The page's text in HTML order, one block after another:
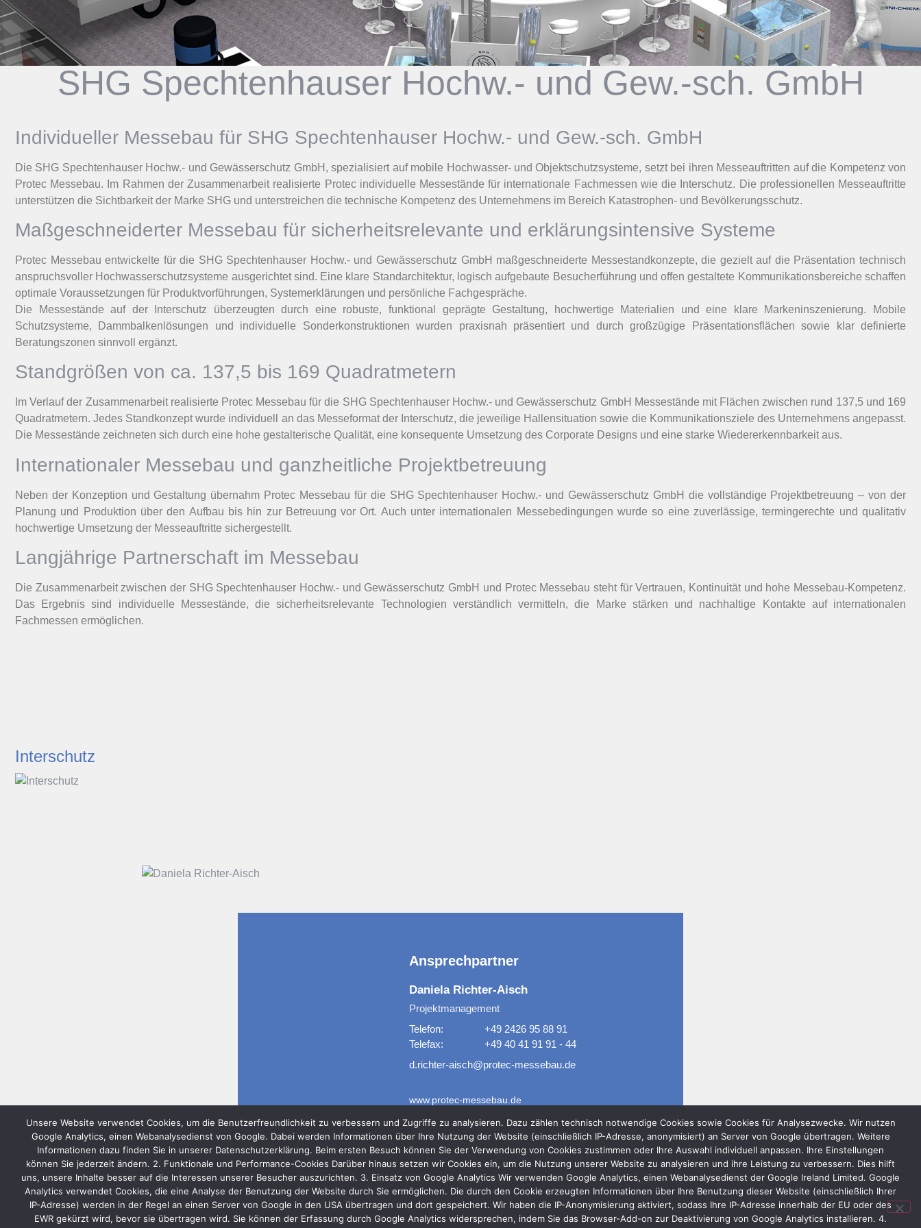
SHG Spechtenhauser Hochw.- und Gew.-sch. GmbH
Individueller Messebau für SHG Spechtenhauser Hochw.- und Gew.-sch. GmbH
Die SHG Spechtenhauser Hochw.- und Gewässerschutz GmbH, spezialisiert auf mobile Hochwasser- und Objektschutzsysteme, setzt bei ihren Messeauftritten auf die Kompetenz von
Protec Messebau. Im Rahmen der Zusammenarbeit realisierte Protec individuelle Messestände für internationale Fachmessen wie die Interschutz. Die professionellen Messeauftritte
unterstützen die Sichtbarkeit der Marke SHG und unterstreichen die technische Kompetenz des Unternehmens im Bereich Katastrophen- und Bevölkerungsschutz.
Maßgeschneiderter Messebau für sicherheitsrelevante und erklärungsintensive Systeme
Protec Messebau entwickelte für die SHG Spechtenhauser Hochw.- und Gewässerschutz GmbH maßgeschneiderte Messestandkonzepte, die gezielt auf die Präsentation technisch
anspruchsvoller Hochwasserschutzsysteme ausgerichtet sind. Eine klare Standarchitektur, logisch aufgebaute Besucherführung und offen gestaltete Kommunikationsbereiche schaffen
optimale Voraussetzungen für Produktvorführungen, Systemerklärungen und persönliche Fachgespräche.
Die Messestände auf der Interschutz überzeugten durch eine robuste, funktional geprägte Gestaltung, hochwertige Materialien und eine klare Markeninszenierung. Mobile
Schutzsysteme, Dammbalkenlösungen und individuelle Sonderkonstruktionen wurden praxisnah präsentiert und durch großzügige Präsentationsflächen sowie klar definierte
Beratungszonen sinnvoll ergänzt.
Standgrößen von ca. 137,5 bis 169 Quadratmetern
Im Verlauf der Zusammenarbeit realisierte Protec Messebau für die SHG Spechtenhauser Hochw.- und Gewässerschutz GmbH Messestände mit Flächen zwischen rund 137,5 und 169
Quadratmetern. Jedes Standkonzept wurde individuell an das Messeformat der Interschutz, die jeweilige Hallensituation sowie die Kommunikationsziele des Unternehmens angepasst.
Die Messestände zeichneten sich durch eine hohe gestalterische Qualität, eine konsequente Umsetzung des Corporate Designs und eine starke Wiedererkennbarkeit aus.
Internationaler Messebau und ganzheitliche Projektbetreuung
Neben der Konzeption und Gestaltung übernahm Protec Messebau für die SHG Spechtenhauser Hochw.- und Gewässerschutz GmbH die vollständige Projektbetreuung – von der
Planung und Produktion über den Aufbau bis hin zur Betreuung vor Ort. Auch unter internationalen Messebedingungen wurde so eine zuverlässige, termingerechte und qualitativ
hochwertige Umsetzung der Messeauftritte sichergestellt.
Langjährige Partnerschaft im Messebau
Die Zusammenarbeit zwischen der SHG Spechtenhauser Hochw.- und Gewässerschutz GmbH und Protec Messebau steht für Vertrauen, Kontinuität und hohe Messebau-Kompetenz.
Das Ergebnis sind individuelle Messestände, die sicherheitsrelevante Technologien verständlich vermitteln, die Marke stärken und nachhaltige Kontakte auf internationalen
Fachmessen ermöglichen.
Interschutz
Ansprechpartner
Daniela Richter-Aisch
Projektmanagement
Telefon:
+49 2426 95 88 91
Telefax:
+49 40 41 91 91 - 44
d.richter-aisch@protec-messebau.de
www.protec-messebau.de
Unsere Website verwendet Cookies, um die Benutzerfreundlichkeit zu verbessern und Zugriffe zu analysieren. Dazu zählen technisch notwendige Cookies sowie Cookies für Analysezwecke. Wir nutzen
Google Analytics, einen Webanalysedienst von Google. Dabei werden Informationen über Ihre Nutzung der Website (einschließlich IP-Adresse, anonymisiert) an Server von Google übertragen. Weitere
Informationen dazu finden Sie in unserer Datenschutzerklärung. Beim ersten Besuch können Sie der Verwendung von Cookies zustimmen oder Ihre Auswahl individuell anpassen. Ihre Einstellungen
können Sie jederzeit ändern. 2. Funktionale und Performance-Cookies Darüber hinaus setzen wir Cookies ein, um die Nutzung unserer Website zu analysieren und ihre Leistung zu verbessern. Dies hilft
uns, unsere Inhalte besser auf die Interessen unserer Besucher auszurichten. 3. Einsatz von Google Analytics Wir verwenden Google Analytics, einen Webanalysedienst der Google Ireland Limited. Google
Analytics verwendet Cookies, die eine Analyse der Benutzung der Website durch Sie ermöglichen. Die durch den Cookie erzeugten Informationen über Ihre Benutzung dieser Website (einschließlich Ihrer
IP-Adresse) werden in der Regel an einen Server von Google in den USA übertragen und dort gespeichert. Wir haben die IP-Anonymisierung aktiviert, sodass Ihre IP-Adresse innerhalb der EU oder des
EWR gekürzt wird, bevor sie übertragen wird. Sie können der Erfassung durch Google Analytics widersprechen, indem Sie das Browser-Add-on zur Deaktivierung von Google Analytics installieren. 4.